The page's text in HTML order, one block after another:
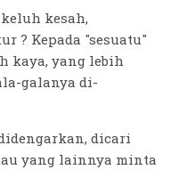
kesah,
? Kepada "sesuatu"
kaya, yang lebih
galanya di-
dicari
yang lainnya minta